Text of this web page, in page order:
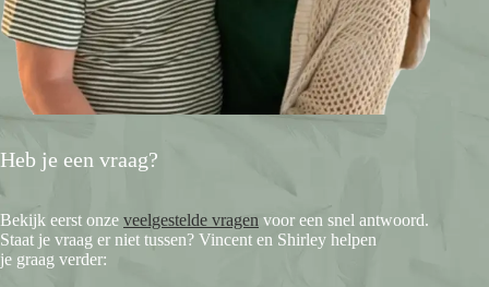
Heb je een vraag?
Bekijk eerst onze veelgestelde vragen voor een snel antwoord.
Staat je vraag er niet tussen? Vincent en Shirley helpen
je graag verder: